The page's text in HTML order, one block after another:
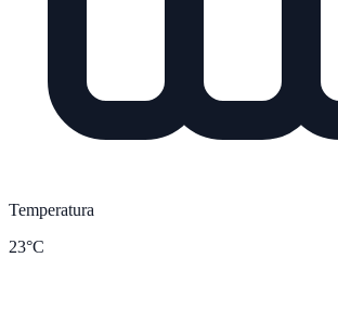
Temperatura
23°C